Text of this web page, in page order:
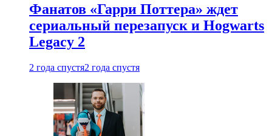
Фанатов «Гарри Поттера» ждет
сериальный перезапуск и Hogwarts
Legacy 2
2 года спустя2 года спустя